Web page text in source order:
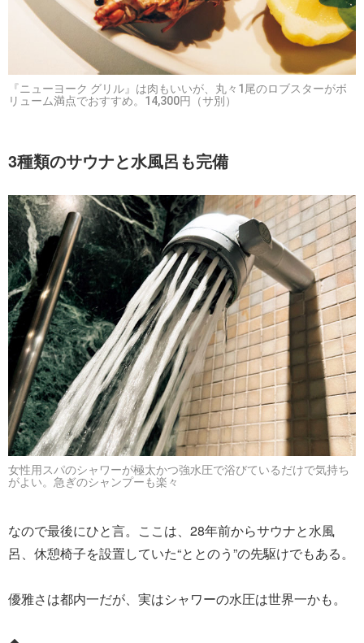
『ニューヨーク グリル』は肉もいいが、丸々1尾のロブスターがボ
リューム満点でおすすめ。14,300円（サ別）
3種類のサウナと水風呂も完備
女性用スパのシャワーが極太かつ強水圧で浴びているだけで気持ち
がよい。急ぎのシャンプーも楽々
なので最後にひと言。ここは、28年前からサウナと水風
呂、休憩椅子を設置していた“ととのう”の先駆けでもある。
優雅さは都内一だが、実はシャワーの水圧は世界一かも。